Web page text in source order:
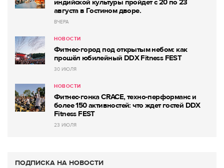
индийской культуры пройдет с 20 по 23
августа в Гостином дворе.
ВЧЕРА
НОВОСТИ
Фитнес-город под открытым небом: как
прошёл юбилейный DDX Fitness FEST
30 ИЮЛЯ
НОВОСТИ
Фитнес-гонка CRACE, техно-перформанс и
более 150 активностей: что ждет гостей DDX
Fitness FEST
23 ИЮЛЯ
ПОДПИСКА НА НОВОСТИ